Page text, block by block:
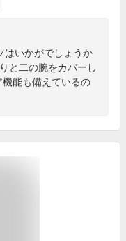
はいかがでしょうか
と二の腕をカバーし
能も備えているの